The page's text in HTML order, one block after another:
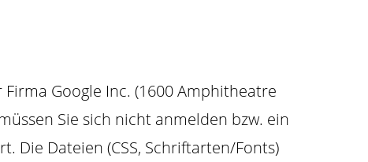
Google Inc. (1600 Amphitheatre
Sie sich nicht anmelden bzw. ein
Die Dateien (CSS, Schriftarten/Fonts)